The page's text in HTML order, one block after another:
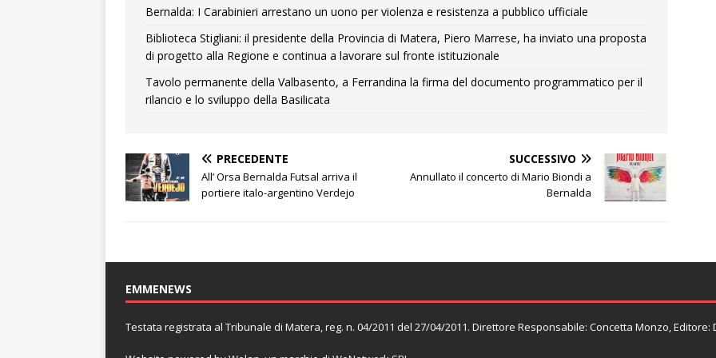
Bernalda: I Carabinieri arrestano un uono per violenza e resistenza a pubblico ufficiale
Biblioteca Stigliani: il presidente della Provincia di Matera, Piero Marrese, ha inviato una proposta
di progetto alla Regione e continua a lavorare sul fronte istituzionale
Tavolo permanente della Valbasento, a Ferrandina la firma del documento programmatico per il
rilancio e lo sviluppo della Basilicata
PRECEDENTE
All’ Orsa Bernalda Futsal arriva il
portiere italo-argentino Verdejo
SUCCESSIVO
Annullato il concerto di Mario Biondi a
Bernalda
EMMENEWS
Testata registrata al Tribunale di Matera, reg. n. 04/2011 del 27/04/2011. Direttore Responsabile: Concetta Monzo, Editore: